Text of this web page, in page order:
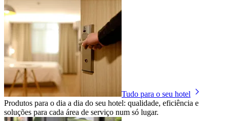
Tudo para o seu hotel
Produtos para o dia a dia do seu hotel: qualidade, eficiência e
soluções para cada área de serviço num só lugar.